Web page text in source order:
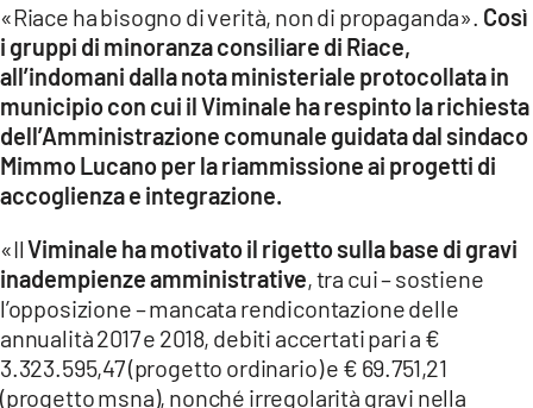
Network
LACPLAY.IT
LACTV.IT
LACONAIR.IT
LACITYMAG.IT
ILREGGINO.IT
COSENZACHANNEL.IT
ILVIBONESE.IT
«Riace ha bisogno di verità, non di propaganda». Così
i gruppi di minoranza consiliare di Riace,
all’indomani dalla nota ministeriale protocollata in
municipio con cui il Viminale ha respinto la richiesta
dell’Amministrazione comunale guidata dal sindaco
Mimmo Lucano per la riammissione ai progetti di
accoglienza e integrazione.
«IlViminale ha motivato il rigetto sulla base di gravi
inadempienze amministrative, tra cui – sostiene
l’opposizione – mancata rendicontazione delle
annualità 2017 e 2018, debiti accertati pari a €
3.323.595,47 (progetto ordinario) e € 69.751,21
(progetto msna), nonché irregolarità gravi nella